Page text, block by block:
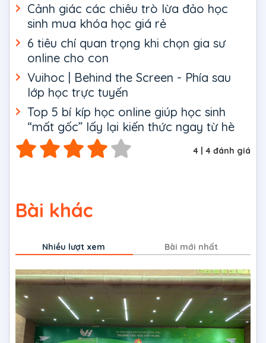
Cảnh giác các chiêu trò lừa đảo học
sinh mua khóa học giá rẻ
6 tiêu chí quan trọng khi chọn gia sư
online cho con
Vuihoc | Behind the Screen - Phía sau
lớp học trực tuyến
Top 5 bí kíp học online giúp học sinh
“mất gốc” lấy lại kiến thức ngay từ hè
4 | 4 đánh giá
Bài khác
Nhiều lượt xem Bài mới nhất